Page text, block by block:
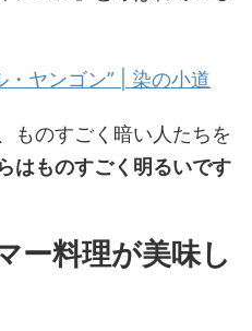
・ヤンゴン” | 染の小道
ものすごく暗い人たちを
はものすごく明るいです
ー料理が美味し